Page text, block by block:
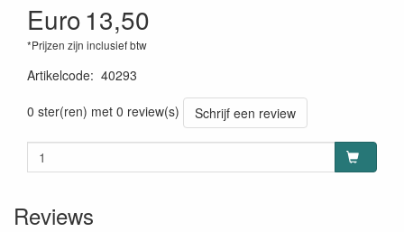
Euro13,50
*Prijzen zijn inclusief btw
Artikelcode: 40293
0 ster(ren) met 0 review(s)
Schrijf een review
Reviews